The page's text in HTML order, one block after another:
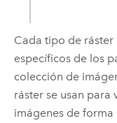
Cada tipo de
específicos de los
colección de
ráster se usan para
imágenes de forma